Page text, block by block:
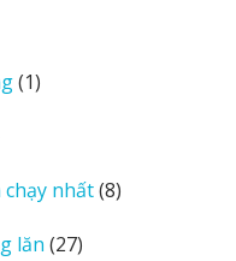
11
nhất 88
lăn 2727